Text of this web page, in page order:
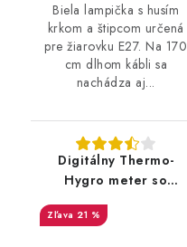
Biela lampička s husím
krkom a štipcom určená
pre žiarovku E27. Na 170
cm dlhom kábli sa
nachádza aj...
Digitálny Thermo-
Hygro meter so
sondou
21 %